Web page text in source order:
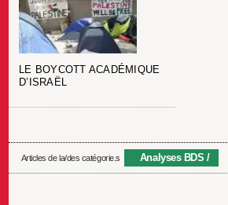
LE BOYCOTT ACADÉMIQUE
D’ISRAËL
Articles de la/des catégorie.s Analyses BDS